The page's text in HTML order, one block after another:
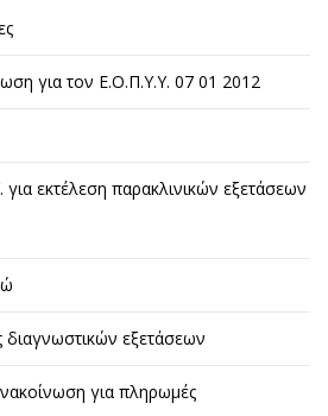
για τον Ε.Ο.Π.Υ.Υ. 07 01 2012
εκτέλεση παρακλινικών εξετάσεων
διαγνωστικών εξετάσεων
για πληρωμές